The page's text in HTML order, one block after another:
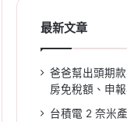
最新文章
爸爸幫出頭期
房免稅額、申
台積電 2 奈米